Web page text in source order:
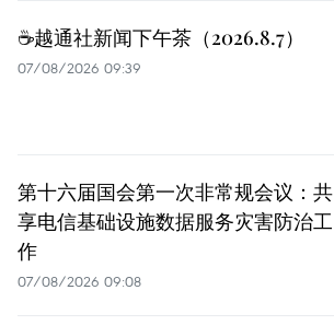
☕️越通社新闻下午茶（2026.8.7）
07/08/2026 09:39
第十六届国会第一次非常规会议：共
享电信基础设施数据服务灾害防治工
作
07/08/2026 09:08